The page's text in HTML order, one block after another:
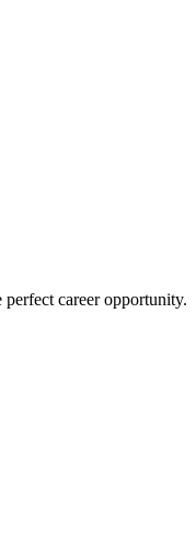
career opportunity.